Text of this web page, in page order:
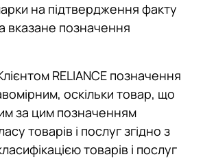
на підтвердження факту
вказане позначення
RELIANCE позначення
оскільки товар, що
за цим позначенням
товарів і послуг згідно з
товарів і послуг